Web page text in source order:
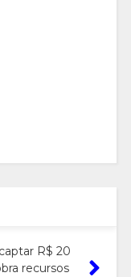
R$ 20
recursos